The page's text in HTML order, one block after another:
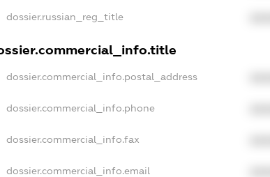
dossier.russian_reg_title
dossier.commercial_info.postal_address
dossier.commercial_info.phone
dossier.commercial_info.fax
dossier.commercial_info.email